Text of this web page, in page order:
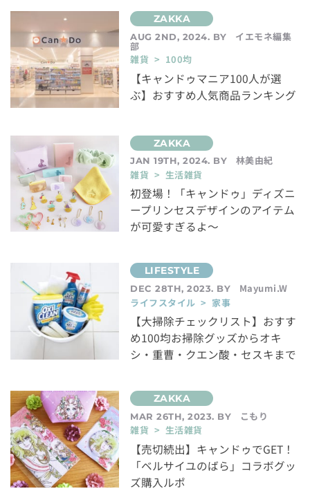
AUG 2ND, 2024. BY イエモネ編集
部
雑貨 > 100均
【キャンドゥマニア100人が選
ぶ】おすすめ人気商品ランキング
JAN 19TH, 2024. BY
林美由紀
雑貨 > 生活雑貨
初登場！「キャンドゥ」ディズニ
ープリンセスデザインのアイテム
が可愛すぎるよ～
DEC 28TH, 2023. BY
Mayumi.W
ライフスタイル > 家事
【大掃除チェックリスト】おすす
め100均お掃除グッズからオキ
シ・重曹・クエン酸・セスキまで
MAR 26TH, 2023. BY
こもり
雑貨 > 生活雑貨
【売切続出】キャンドゥでGET！
「ベルサイユのばら」コラボグッ
ズ購入ルポ